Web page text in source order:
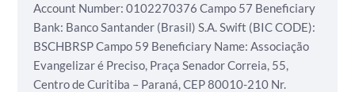
Account Number: 0102270376 Campo 57 Beneficiary
Bank: Banco Santander (Brasil) S.A.Swift (BIC CODE):
BSCHBRSPCampo 59 Beneficiary Name: Associação
Evangelizar é Preciso, Praça Senador Correia, 55,
Centro de Curitiba – Paraná, CEP 80010-210 Nr.